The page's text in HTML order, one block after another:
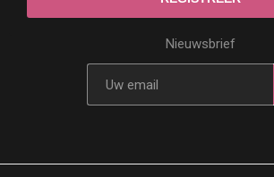
Nieuwsbrief